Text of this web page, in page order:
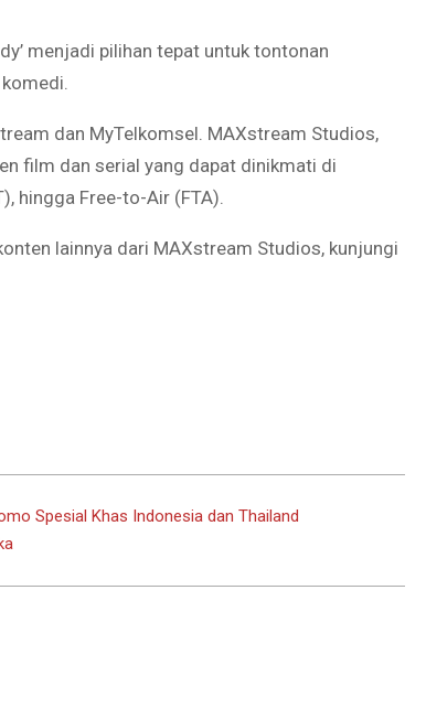
menjadi pilihan tepat untuk tontonan
dan MyTelkomsel. MAXstream Studios,
film dan serial yang dapat dinikmati di
hingga Free-to-Air (FTA).
lainnya dari MAXstream Studios, kunjungi
Spesial Khas Indonesia dan Thailand